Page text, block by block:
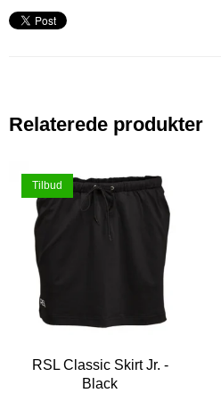
Relaterede produkter
Tilbud
RSL Classic Skirt Jr. -
Black